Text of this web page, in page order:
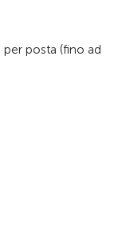
posta (fino ad